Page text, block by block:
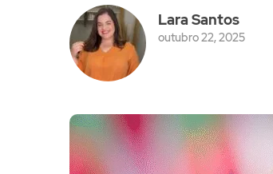
Lara Santos
outubro 22, 2025